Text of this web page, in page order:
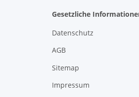
Gesetzliche
Datenschutz
AGB
Sitemap
Impressum